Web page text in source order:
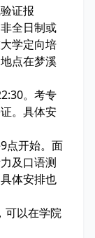
证报
全日制或
学定向培
点在梦溪
。考专
。具体安
点开始。面
及口语测
体安排也
可以在学院